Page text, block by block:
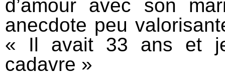
d’amour avec son
anecdote peu
« Il avait 33 ans et
cadavre »